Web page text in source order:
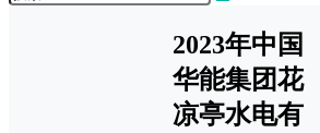
2023年中国
华能集团花
凉亭水电有